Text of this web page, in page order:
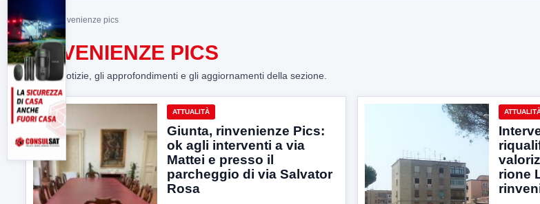
Home> rinvenienze pics
RINVENIENZE PICS
Tutte le notizie, gli approfondimenti e gli aggiornamenti della sezione.
ATTUALITÀ
Giunta, rinvenienze Pics:
ok agli interventi a via
Mattei e presso il
parcheggio di via Salvator
Rosa
rione